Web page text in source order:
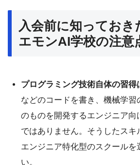
入会前に知っておき
エモンAI学校の注意
プログラミング技術自体の習得
などのコードを書き、機械学習
のものを開発するエンジニア向
ではありません。そうしたスキ
エンジニア特化型のスクールを
い。